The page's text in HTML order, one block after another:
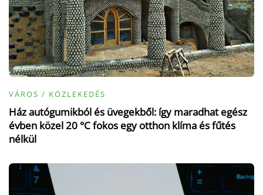
VÁROS / KÖZLEKEDÉS
Ház autógumikból és üvegekből: így maradhat egész
évben közel 20 °C fokos egy otthon klíma és fűtés
nélkül